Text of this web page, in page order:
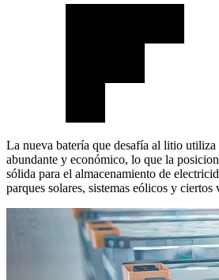
La nueva batería que desafía al litio
abundante y económico, lo que la
sólida para el almacenamiento de
parques solares, sistemas eólicos y ciertos